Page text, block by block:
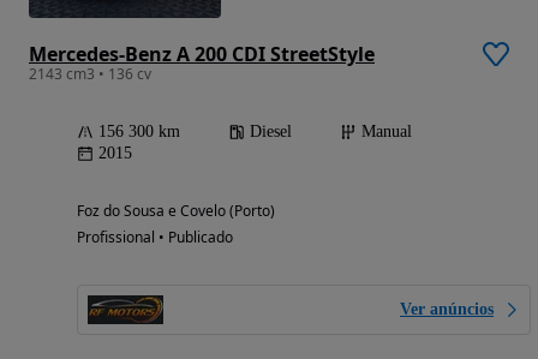
Mercedes-Benz A 200 CDI StreetStyle
2143 cm3 • 136 cv
156 300 km Diesel
Manual
2015
Foz do Sousa e Covelo (Porto)
Profissional • Publicado
Ver anúncios